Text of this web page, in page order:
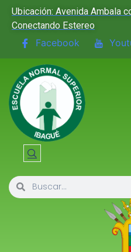
Ubicación: Avenida Ambala
Conectando Estereo
Facebook